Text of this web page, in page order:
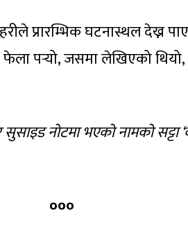
प्रारम्भिक घटनास्थल देख्न
फेला पर्‍यो, जसमा लेखिएको
नोटमा भएको नामको सट्टा
०००